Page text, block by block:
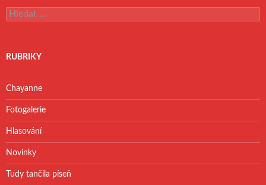
V
y
e
v
á
n
í
RUBRIKY
Chayanne
Fotogalerie
Hlasování
Novinky
Tudy tančila píseň